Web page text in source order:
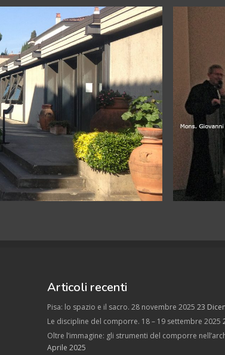
Articoli recenti
Pisa: lo spazio e il sacro. 28 novembre 2025 23
Le discipline del comporre. 18 – 19 settembre 2025
Oltre l’immagine: gli strumenti del comporre
Aprile 2025